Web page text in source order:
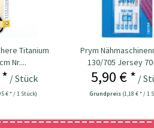
Titanium
Nr....
/ Stück
€ * / 1 Stück)
Prym
130/705 Jersey
5,90 € * /
Grundpreis (1,18 € * / 1